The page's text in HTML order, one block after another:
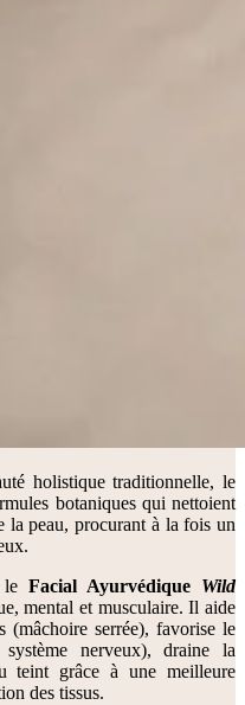
holistique traditionnelle, le
botaniques qui nettoient
la peau, procurant à la fois un
le Facial Ayurvédique Wild
mental et musculaire. Il aide
(mâchoire serrée), favorise le
nerveux), draine la
teint grâce à une meilleure
des tissus.